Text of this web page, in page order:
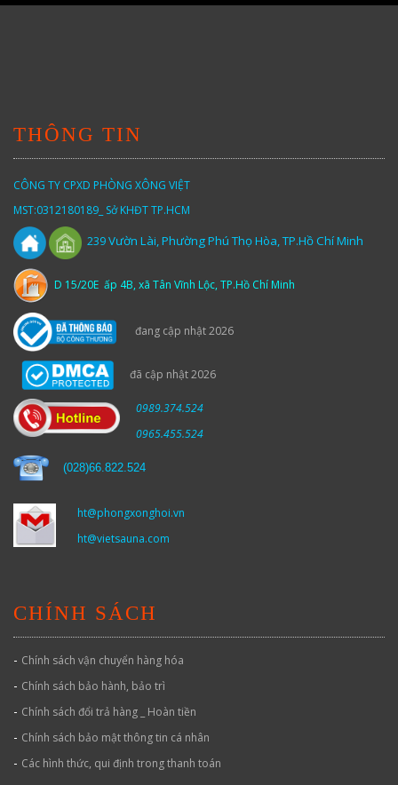
THÔNG TIN
CÔNG TY CPXD PHÒNG XÔNG VIỆT
MST:0312180189_ Sở KHĐT TP.HCM
239Vườn Lài,Phường Phú Thọ Hòa, TP.Hồ Chí Minh
D 15/20E ấp 4B, xã Tân Vĩnh Lộc, TP.Hồ Chí Minh
đang cập nhật 2026
đã cập nhật 2026
0989.374.524
0965.455.524
(028)66.822.524
ht@phongxonghoi.vn
ht@vietsauna.com
CHÍNH SÁCH
- Chính sách vận chuyển hàng hóa
- Chính sách bảo hành, bảo trì
- Chính sách đổi trả hàng _ Hoàn tiền
- Chính sách bảo mật thông tin cá nhân
- Các hình thức, qui định trong thanh toán